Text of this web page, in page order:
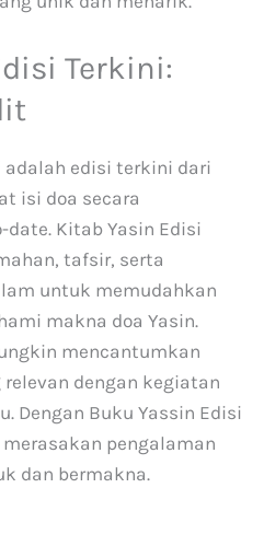
Terkini:
adalah edisi terkini dari
isi doa secara
Kitab Yasin Edisi
tafsir, serta
untuk memudahkan
makna doa Yasin.
mencantumkan
dengan kegiatan
Dengan Buku Yassin Edisi
pengalaman
dan bermakna.